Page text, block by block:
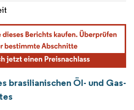
brasilianischen Öl- und Gas-